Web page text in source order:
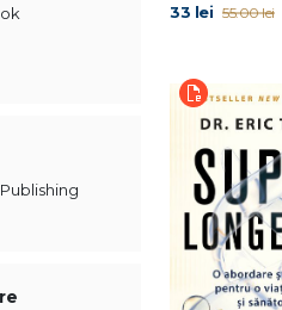
33 lei 55.00 lei